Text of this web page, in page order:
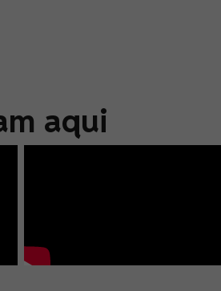
aqui